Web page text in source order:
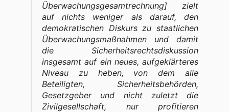
Überwachungsgesamtrechnung] zielt
auf nichts weniger als darauf, den
demokratischen Diskurs zu staatlichen
Überwachungsmaßnahmen und damit
die Sicherheitsrechtsdiskussion
insgesamt auf ein neues, aufgeklärteres
Niveau zu heben, von dem alle
Beteiligten, Sicherheitsbehörden,
Gesetzgeber und nicht zuletzt die
Zivilgesellschaft, nur profitieren